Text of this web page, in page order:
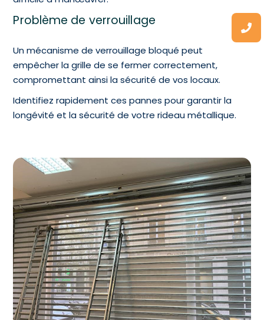
Problème de verrouillage
Un mécanisme de verrouillage bloqué peut
empêcher la grille de se fermer correctement,
compromettant ainsi la sécurité de vos locaux.
Identifiez rapidement ces pannes pour garantir la
longévité et la sécurité de votre rideau métallique.